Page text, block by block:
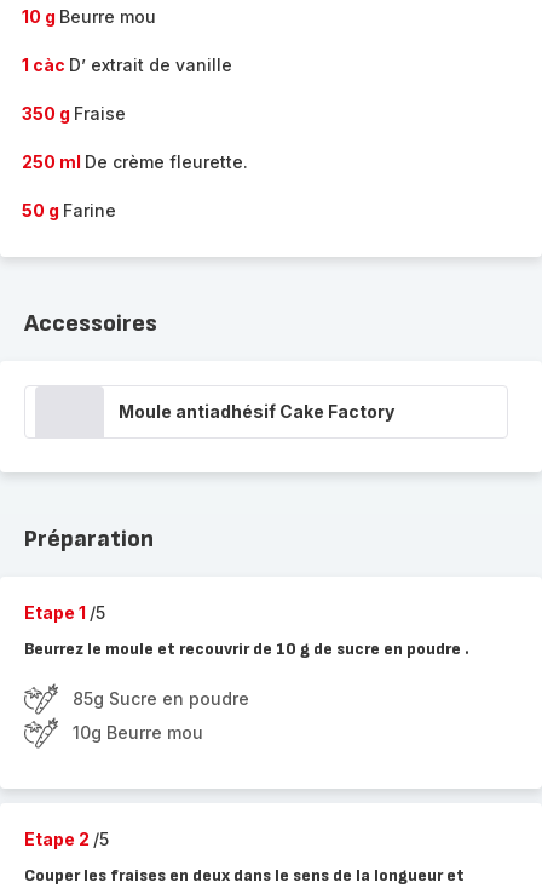
10 g Beurre mou
1 càc D’ extrait de vanille
350 g Fraise
250 ml De crème fleurette.
50 g Farine
Accessoires
Moule antiadhésif Cake Factory
Préparation
Etape 1 /5
Beurrez le moule et recouvrir de 10 g de sucre en poudre .
85g Sucre en poudre
10g Beurre mou
Etape 2 /5
Couper les fraises en deux dans le sens de la longueur et